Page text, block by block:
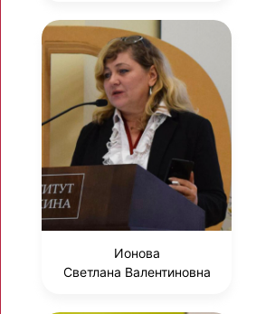
Ионова
Светлана Валентиновна